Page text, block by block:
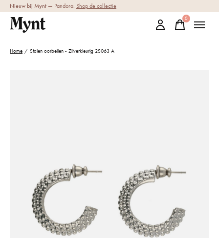
Nieuw bij Mynt — Pandora. Shop de collectie
0items
Home / Stalen oorbellen - Zilverkleurig 2S063 A